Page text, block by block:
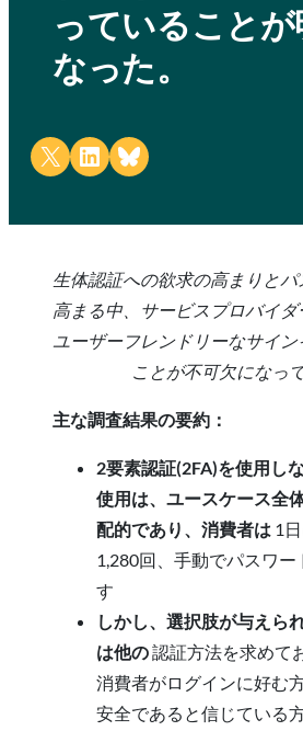
っていること
なった。
Share on X Share on LinkedIn
Share on Bluesky
生体認証への欲求の高まりと
高まる中、サービスプロバイ
ユーザーフレンドリーなサイ
ことが不可欠になっ
主な調査結果の要約：
2要素認証(2FA)を使用し
使用は、ユースケース全
配的であり、消費者は 1
1,280回、手動でパスワー
す
しかし、選択肢が与えら
は他の認証方法を求めて
消費者がログインに好む
安全であると信じている